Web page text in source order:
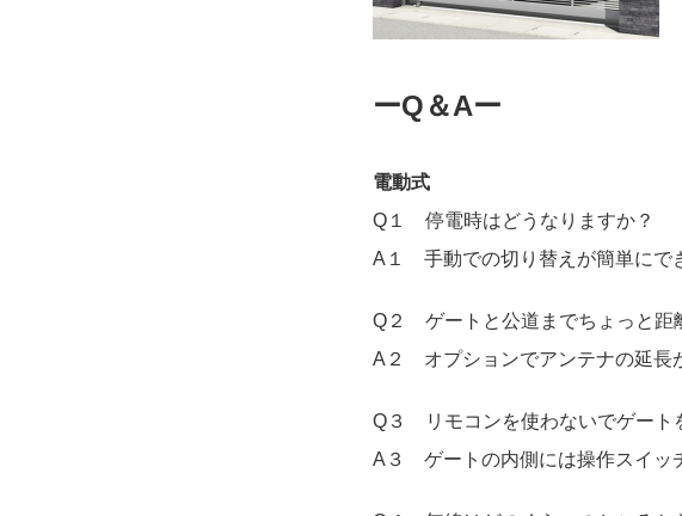
ーQ＆Aー
電動式
Q１ 停電時はどうなりますか？
A１ 手動での切り替えが簡単にで
Q２ ゲートと公道までちょっと距
A２ オプションでアンテナの延長
Q３ リモコンを使わないでゲート
A３ ゲートの内側には操作スイッ